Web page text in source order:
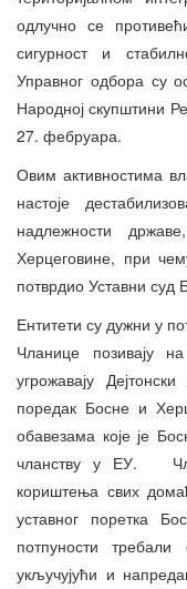
одлучно се
сигурност и
Управног одбора су
Народној скупштини
27. фебруара.
Овим активностима
настоје
надлежности
Херцеговине, при
потврдио Уставни суд
Ентитети су дужни у
Чланице позивају
угрожавају
поредак Босне и
обавезама које је
чланству у ЕУ.
кориштења свих
уставног поретка
потпуности
укључујући и